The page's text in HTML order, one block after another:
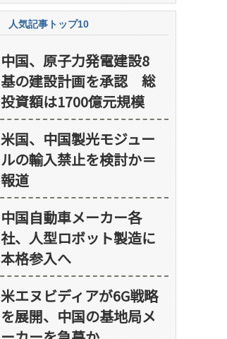
人気記事トップ10
中国、原子力発電建設8
基の建設計画を承認 総
投資額は1700億元規模
米国、中国製光モジュー
ルの輸入禁止を検討か＝
報道
中国自動車メーカー各
社、人型ロボット製造に
本格参入へ
米エヌビディアが6G戦略
を展開、中国の基地局メ